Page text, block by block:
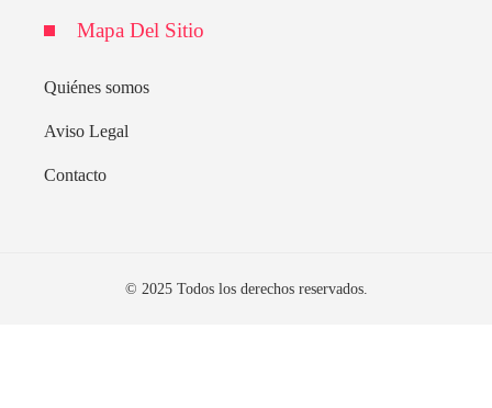
Mapa Del Sitio
Quiénes somos
Aviso Legal
Contacto
© 2025 Todos los derechos reservados.